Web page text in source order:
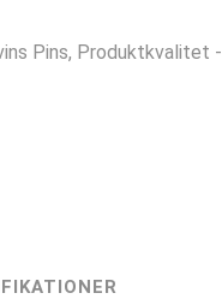
Pins, Produktkvalitet -